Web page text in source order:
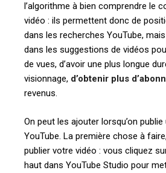
l’algorithme à bien comprendre le
vidéo : ils permettent donc de
dans les recherches YouTube,
dans les suggestions de vidéos
de vues, d’avoir une plus longue
visionnage, d’obtenir plus
revenus.
On peut les ajouter lorsqu’on
YouTube. La première chose à
publier votre vidéo : vous cliquez
haut dans YouTube Studio pour